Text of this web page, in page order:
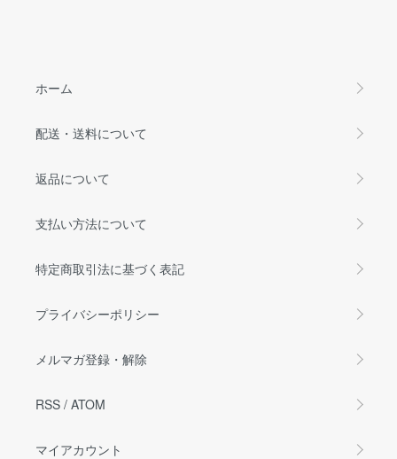
ホーム
配送・送料について
返品について
支払い方法について
特定商取引法に基づく表記
プライバシーポリシー
メルマガ登録・解除
RSS / ATOM
マイアカウント